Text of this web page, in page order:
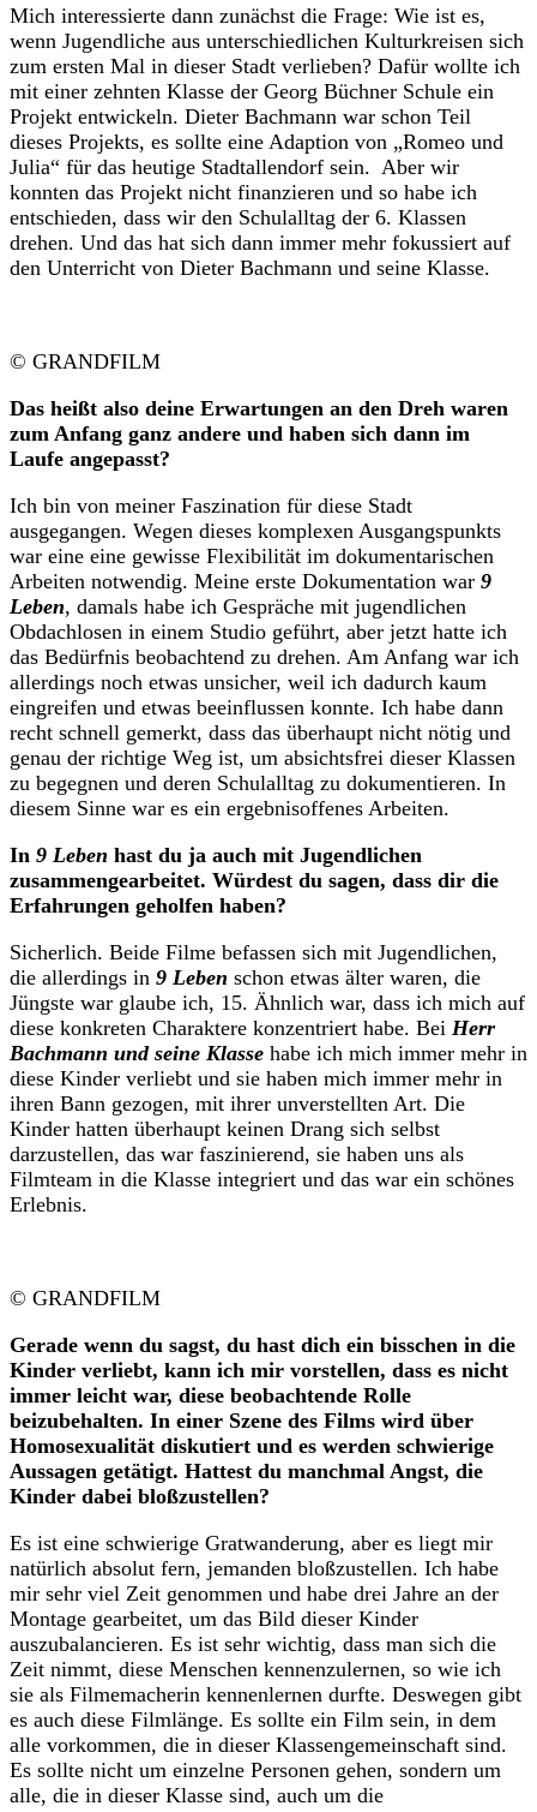
Mich interessierte dann zunächst die Frage: Wie ist es,
wenn Jugendliche aus unterschiedlichen Kulturkreisen sich
zum ersten Mal in dieser Stadt verlieben? Dafür wollte ich
mit einer zehnten Klasse der Georg Büchner Schule ein
Projekt entwickeln. Dieter Bachmann war schon Teil
dieses Projekts, es sollte eine Adaption von „Romeo und
Julia“ für das heutige Stadtallendorf sein. Aber wir
konnten das Projekt nicht finanzieren und so habe ich
entschieden, dass wir den Schulalltag der 6. Klassen
drehen. Und das hat sich dann immer mehr fokussiert auf
den Unterricht von Dieter Bachmann und seine Klasse.
© GRANDFILM
Das heißt also deine Erwartungen an den Dreh waren
zum Anfang ganz andere und haben sich dann im
Laufe angepasst?
Ich bin von meiner Faszination für diese Stadt
ausgegangen. Wegen dieses komplexen Ausgangspunkts
war eine eine gewisse Flexibilität im dokumentarischen
Arbeiten notwendig. Meine erste Dokumentation war 9
Leben, damals habe ich Gespräche mit jugendlichen
Obdachlosen in einem Studio geführt, aber jetzt hatte ich
das Bedürfnis beobachtend zu drehen. Am Anfang war ich
allerdings noch etwas unsicher, weil ich dadurch kaum
eingreifen und etwas beeinflussen konnte. Ich habe dann
recht schnell gemerkt, dass das überhaupt nicht nötig und
genau der richtige Weg ist, um absichtsfrei dieser Klassen
zu begegnen und deren Schulalltag zu dokumentieren. In
diesem Sinne war es ein ergebnisoffenes Arbeiten.
In 9 Leben hast du ja auch mit Jugendlichen
zusammengearbeitet. Würdest du sagen, dass dir die
Erfahrungen geholfen haben?
Sicherlich. Beide Filme befassen sich mit Jugendlichen,
die allerdings in 9 Leben schon etwas älter waren, die
Jüngste war glaube ich, 15. Ähnlich war, dass ich mich auf
diese konkreten Charaktere konzentriert habe. Bei Herr
Bachmann und seine Klasse habe ich mich immer mehr in
diese Kinder verliebt und sie haben mich immer mehr in
ihren Bann gezogen, mit ihrer unverstellten Art. Die
Kinder hatten überhaupt keinen Drang sich selbst
darzustellen, das war faszinierend, sie haben uns als
Filmteam in die Klasse integriert und das war ein schönes
Erlebnis.
© GRANDFILM
Gerade wenn du sagst, du hast dich ein bisschen in die
Kinder verliebt, kann ich mir vorstellen, dass es nicht
immer leicht war, diese beobachtende Rolle
beizubehalten. In einer Szene des Films wird über
Homosexualität diskutiert und es werden schwierige
Aussagen getätigt. Hattest du manchmal Angst, die
Kinder dabei bloßzustellen?
Es ist eine schwierige Gratwanderung, aber es liegt mir
natürlich absolut fern, jemanden bloßzustellen. Ich habe
mir sehr viel Zeit genommen und habe drei Jahre an der
Montage gearbeitet, um das Bild dieser Kinder
auszubalancieren. Es ist sehr wichtig, dass man sich die
Zeit nimmt, diese Menschen kennenzulernen, so wie ich
sie als Filmemacherin kennenlernen durfte. Deswegen gibt
es auch diese Filmlänge. Es sollte ein Film sein, in dem
alle vorkommen, die in dieser Klassengemeinschaft sind.
Es sollte nicht um einzelne Personen gehen, sondern um
alle, die in dieser Klasse sind, auch um die